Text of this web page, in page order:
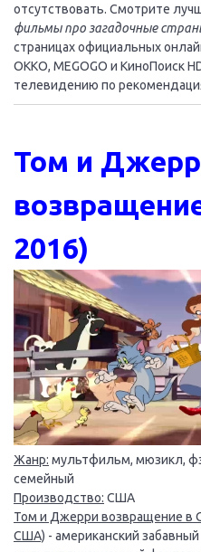
отсутствовать. Смотрите
фильмы про загадочные
страницах официальных
OKKO, MEGOGO и КиноПоиск
телевидению по
Том и
2016)
Жанр: мультфильм, мюзикл,
семейный
Производство: США
Том и Джерри возвращение в
США) - американский